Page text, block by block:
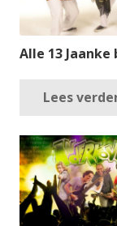
Alle 13 Jaanke
Lees